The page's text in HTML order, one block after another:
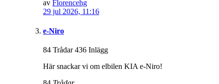
av Florencehg
29 jul 2026, 11:16
e-Niro
84 Trådar 436 Inlägg
Här snackar vi om elbilen KIA e-Niro!